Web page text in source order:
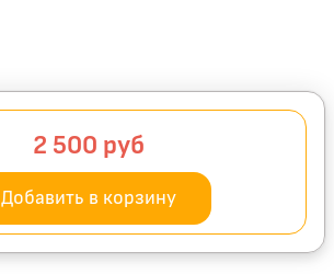
2 500 руб
Добавить в корзину